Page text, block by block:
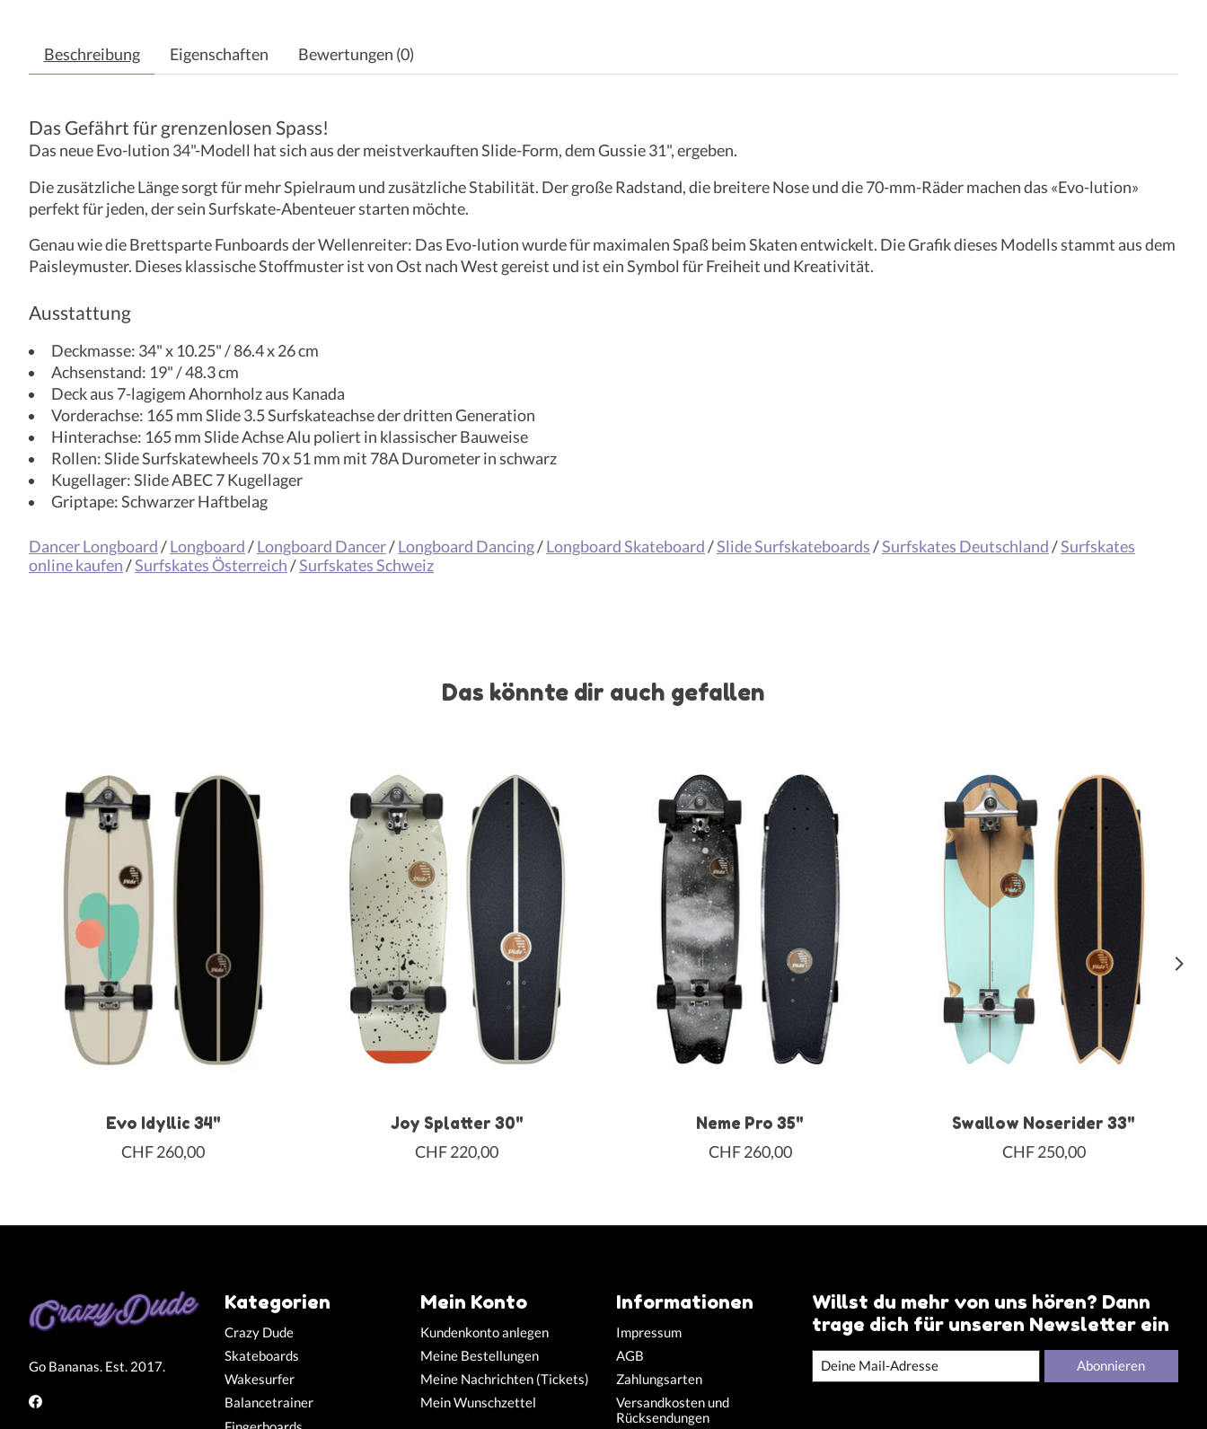
Beschreibung Eigenschaften Bewertungen (0)
Das Gefährt für grenzenlosen Spass!
Das neue Evo-lution 34"-Modell hat sich aus der meistverkauften Slide-Form, dem Gussie 31", ergeben.
Die zusätzliche Länge sorgt für mehr Spielraum und zusätzliche Stabilität. Der große Radstand, die breitere Nose und die 70-mm-Räder machen das «Evo-lution»
perfekt für jeden, der sein Surfskate-Abenteuer starten möchte.
Genau wie die Brettsparte Funboards der Wellenreiter: Das Evo-lution wurde für maximalen Spaß beim Skaten entwickelt. Die Grafik dieses Modells stammt aus dem
Paisleymuster. Dieses klassische Stoffmuster ist von Ost nach West gereist und ist ein Symbol für Freiheit und Kreativität.
Ausstattung
Deckmasse: 34" x 10.25" / 86.4 x 26 cm
Achsenstand: 19" / 48.3 cm
Deck aus 7-lagigem Ahornholz aus Kanada
Vorderachse: 165 mm Slide 3.5 Surfskateachse der dritten Generation
Hinterachse: 165 mm Slide Achse Alu poliert in klassischer Bauweise
Rollen: Slide Surfskatewheels 70 x 51 mm mit 78A Durometer in schwarz
Kugellager: Slide ABEC 7 Kugellager
Griptape: Schwarzer Haftbelag
Dancer Longboard/Longboard/Longboard Dancer/Longboard Dancing/Longboard Skateboard/Slide Surfskateboards/Surfskates Deutschland/Surfskates
online kaufen/Surfskates Österreich/Surfskates Schweiz
Das könnte dir auch gefallen
Evo Idyllic 34"
CHF 260,00
Joy Splatter 30"
CHF 220,00
Neme Pro 35"
CHF 260,00
Swallow Noserider 33"
CHF 250,00
Go Bananas. Est. 2017.
Kategorien
Crazy Dude
Skateboards
Wakesurfer
Balancetrainer
Mein Konto
Kundenkonto anlegen
Meine Bestellungen
Meine Nachrichten (Tickets)
Mein Wunschzettel
Informationen
Impressum
AGB
Zahlungsarten
Versandkosten und
Rücksendungen
Willst du mehr von uns hören? Dann
trage dich für unseren Newsletter ein
Abonnieren